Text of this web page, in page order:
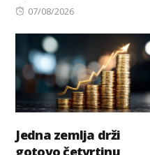
Posted
07/08/2026
Jedna zemlja drži